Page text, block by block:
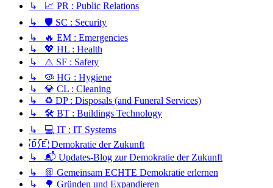
↳ 📈 PR : Public Relations
↳ 🛡️ SC : Security
↳ 🔥 EM : Emergencies
↳ 💖 HL : Health
↳ ⚠️ SF : Safety
↳ 🦠 HG : Hygiene
↳ 💎 CL : Cleaning
↳ ♻️ DP : Disposals (and Funeral Services)
↳ 🛠️ BT : Buildings Technology
↳ 💻 IT : IT Systems
🇩🇪 Demokratie der Zukunft
↳ 📬 Updates-Blog zur Demokratie der Zukunft
↳ 📗 Gemeinsam ECHTE Demokratie erlernen
↳ 🌳 Gründen und Expandieren